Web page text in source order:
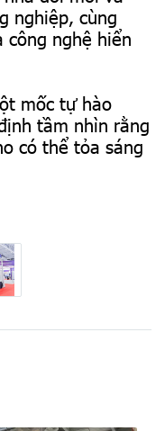
nghiệp, cùng
công nghệ hiển
mốc tự hào
tầm nhìn rằng
có thể tỏa sáng